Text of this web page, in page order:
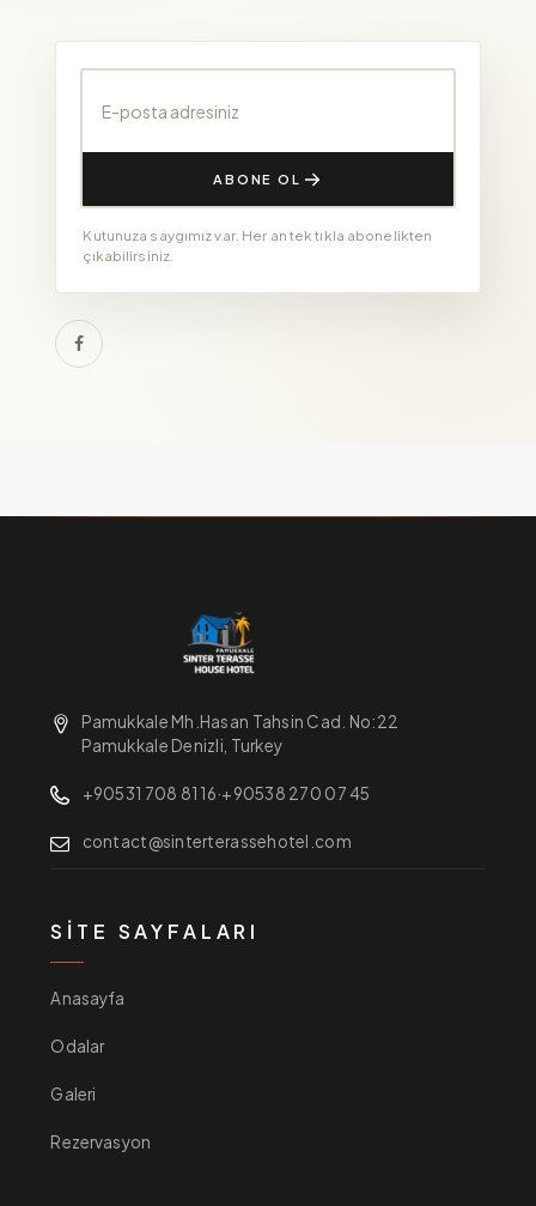
ABONE OL
Kutunuza saygımız var. Her an tek tıkla abonelikten
çıkabilirsiniz.
Pamukkale Mh.Hasan Tahsin Cad. No:22
Pamukkale Denizli, Turkey
+90531 708 81 16·+90538 270 07 45
contact@sinterterassehotel.com
SITE SAYFALARI
Anasayfa
Odalar
Galeri
Rezervasyon